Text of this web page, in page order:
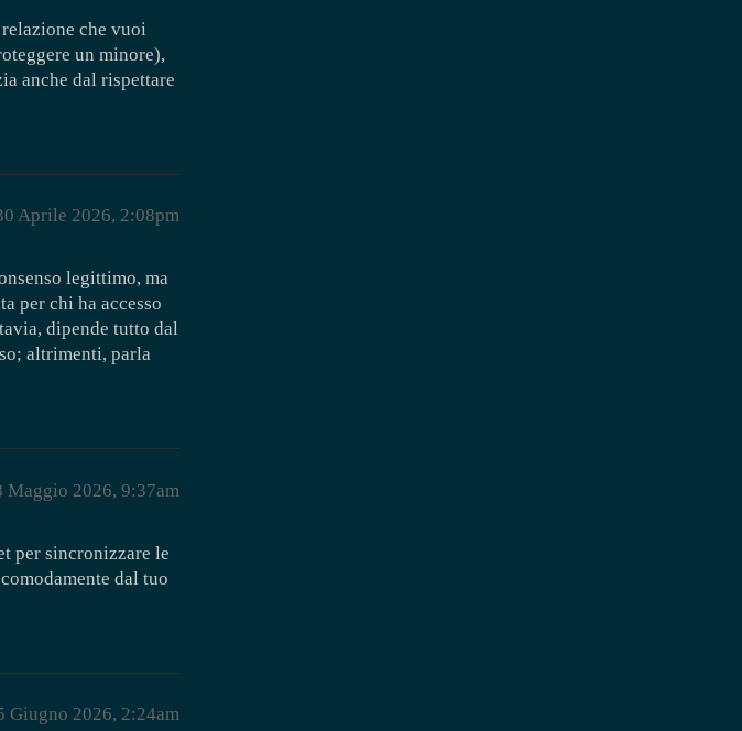
che vuoi
un minore),
anche dal rispettare
Aprile 2026, 2:08pm
legittimo, ma
per chi ha accesso
dipende tutto dal
altrimenti, parla
Maggio 2026, 9:37am
per sincronizzare le
dal tuo
Giugno 2026, 2:24am